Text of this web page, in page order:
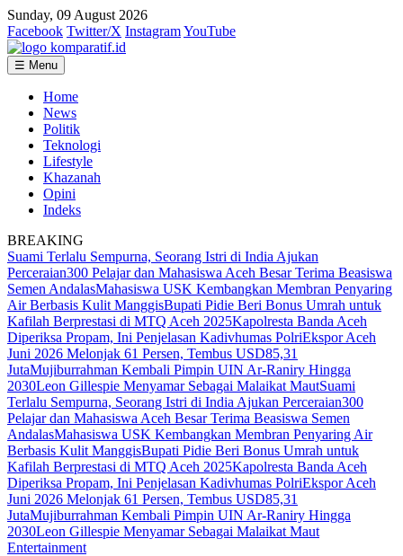
Sunday, 09 August 2026
Facebook Twitter/X InstagramYouTube
☰ Menu
Home
News
Politik
Teknologi
Lifestyle
Khazanah
Opini
Indeks
BREAKING
Suami Terlalu Sempurna, Seorang Istri di India Ajukan
Perceraian300 Pelajar dan Mahasiswa Aceh Besar Terima Beasiswa
Semen AndalasMahasiswa USK Kembangkan Membran Penyaring
Air Berbasis Kulit ManggisBupati Pidie Beri Bonus Umrah untuk
Kafilah Berprestasi di MTQ Aceh 2025Kapolresta Banda Aceh
Diperiksa Propam, Ini Penjelasan Kadivhumas PolriEkspor Aceh
Juni 2026 Melonjak 61 Persen, Tembus USD85,31
JutaMujiburrahman Kembali Pimpin UIN Ar-Raniry Hingga
2030Leon Gillespie Menyamar Sebagai Malaikat MautSuami
Terlalu Sempurna, Seorang Istri di India Ajukan Perceraian300
Pelajar dan Mahasiswa Aceh Besar Terima Beasiswa Semen
AndalasMahasiswa USK Kembangkan Membran Penyaring Air
Berbasis Kulit ManggisBupati Pidie Beri Bonus Umrah untuk
Kafilah Berprestasi di MTQ Aceh 2025Kapolresta Banda Aceh
Diperiksa Propam, Ini Penjelasan Kadivhumas PolriEkspor Aceh
Juni 2026 Melonjak 61 Persen, Tembus USD85,31
JutaMujiburrahman Kembali Pimpin UIN Ar-Raniry Hingga
2030Leon Gillespie Menyamar Sebagai Malaikat Maut
Entertainment